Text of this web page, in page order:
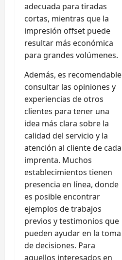
adecuada para tiradas
cortas, mientras que la
impresión offset puede
resultar más económica
para grandes volúmenes.
Además, es recomendable
consultar las opiniones y
experiencias de otros
clientes para tener una
idea más clara sobre la
calidad del servicio y la
atención al cliente de cada
imprenta. Muchos
establecimientos tienen
presencia en línea, donde
es posible encontrar
ejemplos de trabajos
previos y testimonios que
pueden ayudar en la toma
de decisiones. Para
aquellos interesados en